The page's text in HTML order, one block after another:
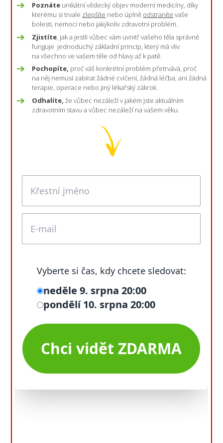
Poznáte unikátní vědecký objev moderní medicíny, díky
kterému si trvale zlepšíte nebo úplně odstraníte vaše
bolesti, nemoci nebo jakýkoliv zdravotní problém.
Zjistíte, jak a jestli vůbec vám uvnitř vašeho těla správně
funguje jednoduchý základní princip, který má vliv
na všechno ve vašem těle od hlavy až k patě.
Pochopíte, proč váš konkrétní problém přetrvává, proč
na něj nemusí zabírat žádné cvičení, žádná léčba, ani žádná
terapie, operace nebo jiný lékařský zákrok.
Odhalíte, že vůbec nezáleží v jakém jste aktuálním
zdravotním stavu a vůbec nezáleží na vašem věku.